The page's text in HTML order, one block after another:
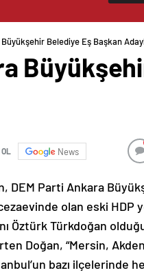
Belediye Eş Başkan
OL News
DEM Parti Ankara
cezaevinde olan eski
Öztürk Türkdoğan
Doğan, “Mersin,
bazı ilçelerinde